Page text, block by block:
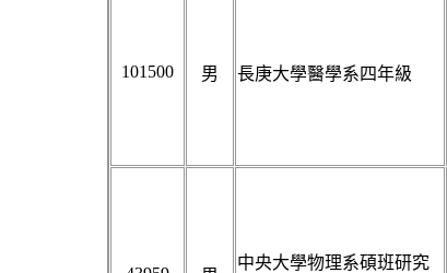
101500 男 長庚大學醫學系四年級
中央大學物理系碩班研究